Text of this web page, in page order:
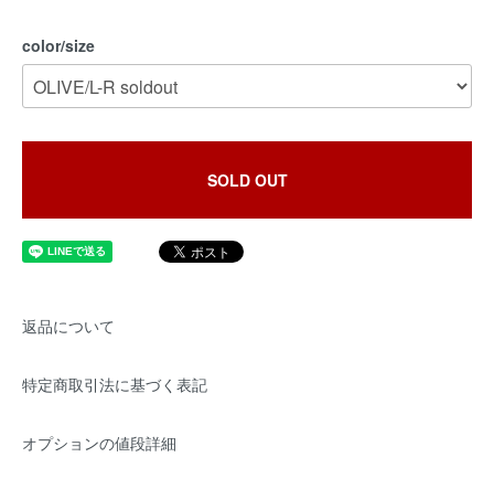
color/size
SOLD OUT
返品について
特定商取引法に基づく表記
オプションの値段詳細